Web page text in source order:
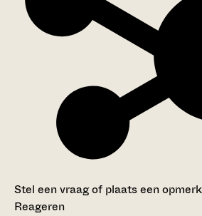
Stel een vraag of plaats een
Reageren